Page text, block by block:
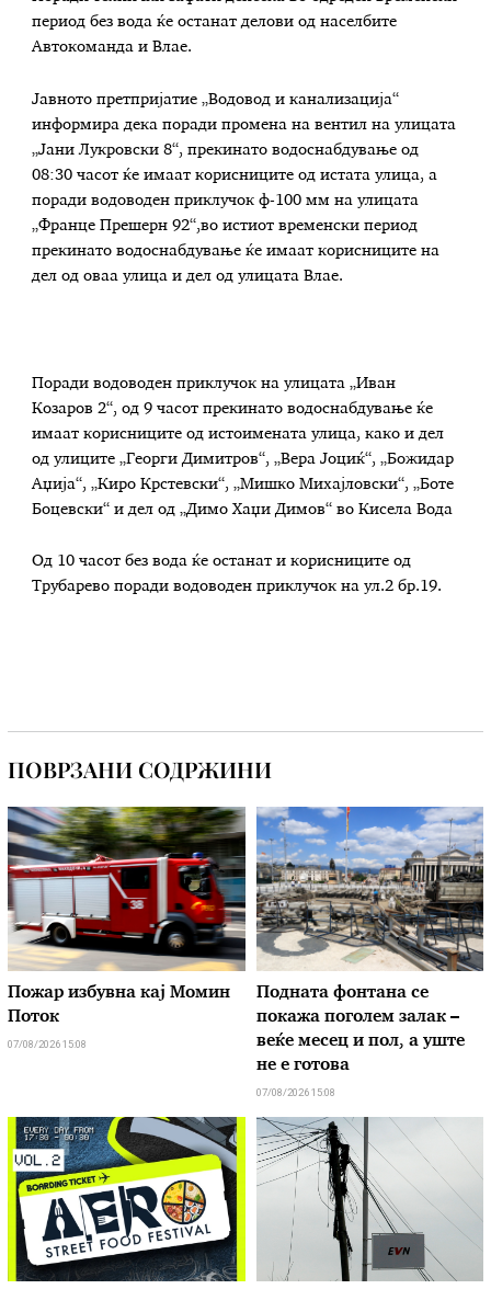
период без вода ќе останат делови од населбите
Автокоманда и Влае.
Јавното претпријатие „Водовод и канализација“
информира дека поради промена на вентил на улицата
„Јани Лукровски 8“, прекинато водоснабдување од
08:30 часот ќе имаат корисниците од истата улица, а
поради водоводен приклучок ф-100 мм на улицата
„Франце Прешерн 92“,во истиот временски период
прекинато водоснабдување ќе имаат корисниците на
дел од оваа улица и дел од улицата Влае.
Поради водоводен приклучок на улицата „Иван
Козаров 2“, од 9 часот прекинато водоснабдување ќе
имаат корисниците од истоимената улица, како и дел
од улиците „Георги Димитров“, „Вера Јоциќ“, „Божидар
Аџија“, „Киро Крстевски“, „Мишко Михајловски“, „Боте
Боцевски“ и дел од „Димо Хаџи Димов“ во Кисела Вода
Од 10 часот без вода ќе останат и корисниците од
Трубарево поради водоводен приклучок на ул.2 бр.19.
ПОВРЗАНИ СОДРЖИНИ
Пожар избувна кај Момин
Поток
07/08/2026 15:08
Подната фонтана се
покажа поголем залак –
веќе месец и пол, а уште
не е готова
07/08/2026 15:08